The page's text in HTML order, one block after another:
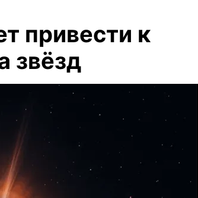
привести к
звёзд